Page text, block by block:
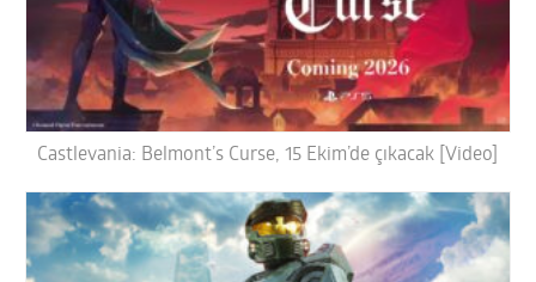
Castlevania: Belmont’s Curse, 15 Ekim’de çıkacak [Video]